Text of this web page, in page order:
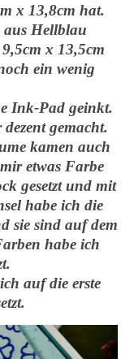
x 13,8cm hat.
aus Hellblau
x 13,5cm
ein wenig
Ink-Pad geinkt.
gemacht.
kamen auch
etwas Farbe
gesetzt und mit
habe ich die
sie sind auf dem
habe ich
auf die erste